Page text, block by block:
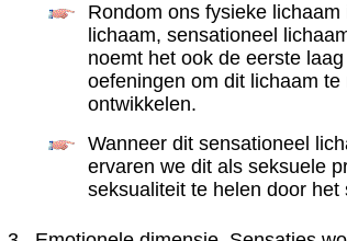
Rondom ons fysieke
lichaam, sensationeel
noemt het ook de eerste
oefeningen om dit lichaam
ontwikkelen.
Wanneer dit sensationeel
ervaren we dit als seksuele
seksualiteit te helen door